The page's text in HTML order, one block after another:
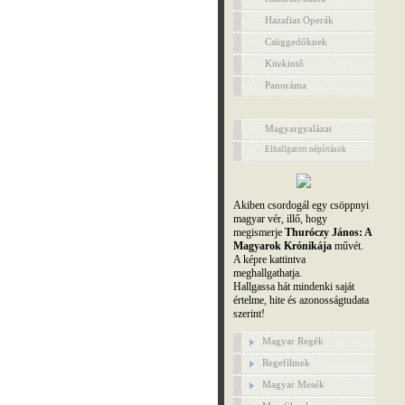
Hazafias Operák
Csüggedőknek
Kitekintő
Panoráma
Magyargyalázat
Elhallgatott népírtások
Akiben csordogál egy csöppnyi
magyar vér, illő, hogy
megismerje Thuróczy János: A
Magyarok Krónikájaművét.
A képre kattintva
meghallgathatja.
Hallgassa hát mindenki saját
értelme, hite és azonosságtudata
szerint!
Magyar Regék
Regefilmek
Magyar Mesék